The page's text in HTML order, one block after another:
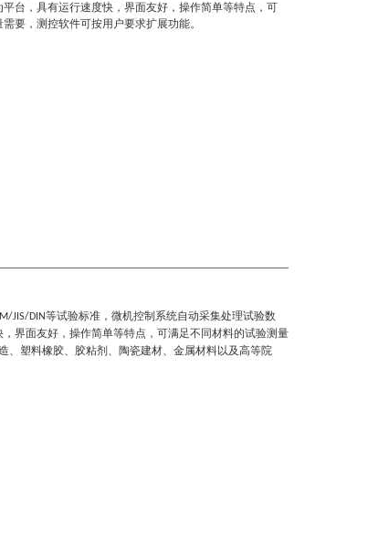
台，具有运行速度快，界面友好，操作简单等特点，可
要，测控软件可按用户要求扩展功能。
JIS/DIN等试验标准，微机控制系统自动采集处理试验数
界面友好，操作简单等特点，可满足不同材料的试验测量
、塑料橡胶、胶粘剂、陶瓷建材、金属材料以及高等院